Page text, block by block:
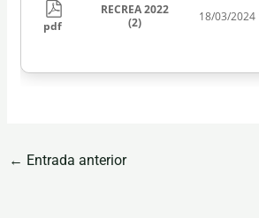
pdf
RECREA 2022
(2)
18/03/2024
← Entrada anterior